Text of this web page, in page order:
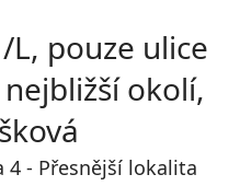
L, pouze ulice
okolí,
4 - Přesnější lokalita